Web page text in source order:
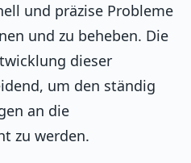
und präzise Probleme
und zu beheben. Die
dieser
um den ständig
an die
zu werden.